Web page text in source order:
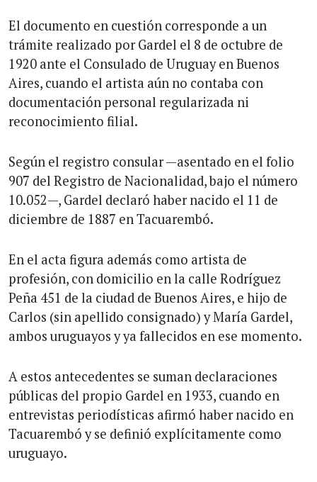
El documento en cuestión corresponde a un
trámite realizado por Gardel el 8 de octubre de
1920 ante el Consulado de Uruguay en Buenos
Aires, cuando el artista aún no contaba con
documentación personal regularizada ni
reconocimiento filial.
Según el registro consular —asentado en el folio
907 del Registro de Nacionalidad, bajo el número
10.052—, Gardel declaró haber nacido el 11 de
diciembre de 1887 en Tacuarembó.
En el acta figura además como artista de
profesión, con domicilio en la calle Rodríguez
Peña 451 de la ciudad de Buenos Aires, e hijo de
Carlos (sin apellido consignado) y María Gardel,
ambos uruguayos y ya fallecidos en ese momento.
A estos antecedentes se suman declaraciones
públicas del propio Gardel en 1933, cuando en
entrevistas periodísticas afirmó haber nacido en
Tacuarembó y se definió explícitamente como
uruguayo.